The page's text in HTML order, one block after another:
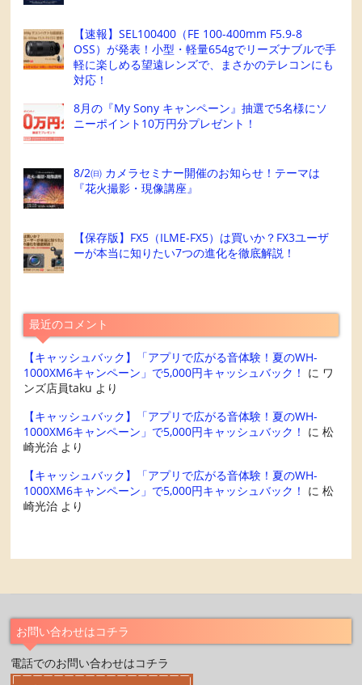
【速報】SEL100400（FE 100-400mm F5.9-8
OSS）が発表！小型・軽量654gでリーズナブルで手
軽に楽しめる望遠レンズで、まさかのテレコンにも
対応！
8月の『My Sony キャンペーン』抽選で5名様にソ
ニーポイント10万円分プレゼント！
8/2㈰ カメラセミナー開催のお知らせ！テーマは
『花火撮影・現像講座』
【保存版】FX5（ILME-FX5）は買いか？FX3ユーザ
ーが本当に知りたい7つの進化を徹底解説！
最近のコメント
【キャッシュバック】「アプリで広がる音体験！夏のWH-
1000XM6キャンペーン」で5,000円キャッシュバック！ に ワ
ンズ店員taku より
【キャッシュバック】「アプリで広がる音体験！夏のWH-
1000XM6キャンペーン」で5,000円キャッシュバック！ に松
崎光治 より
【キャッシュバック】「アプリで広がる音体験！夏のWH-
1000XM6キャンペーン」で5,000円キャッシュバック！ に松
崎光治 より
お問い合わせはコチラ
電話でのお問い合わせはコチラ